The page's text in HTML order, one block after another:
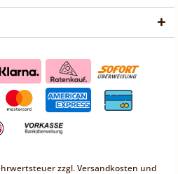
Kunden ❤
sind keine
möglich.
sind keine
zzgl.Versandkosten und